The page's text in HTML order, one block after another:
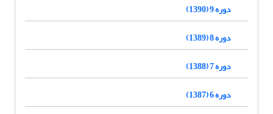
دوره 9 (1390)
دوره 8 (1389)
دوره 7 (1388)
دوره 6 (1387)